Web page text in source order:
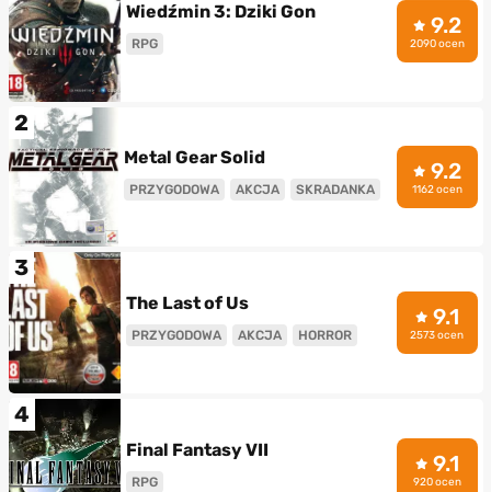
Wiedźmin 3: Dziki Gon
RPG
9.2
2090 ocen
2
Metal Gear Solid
PRZYGODOWA AKCJA SKRADANKA
9.2
1162 ocen
3
The Last of Us
PRZYGODOWA AKCJA HORROR
9.1
2573 ocen
4
Final Fantasy VII
RPG
9.1
920 ocen